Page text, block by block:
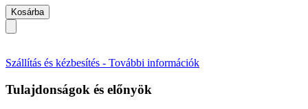
Kosárba
Szállítás és kézbesítés - További információk
Tulajdonságok és előnyök